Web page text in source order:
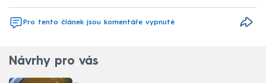
Pro tento článek jsou komentáře vypnuté
Návrhy pro vás